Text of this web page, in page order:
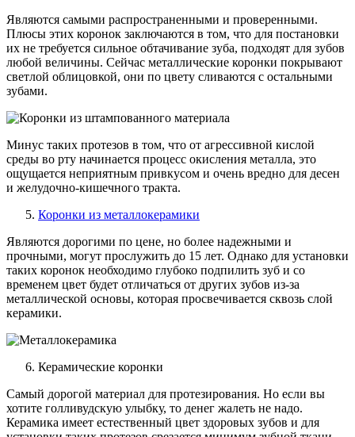
Являются самыми распространенными и проверенными.
Плюсы этих коронок заключаются в том, что для постановки
их не требуется сильное обтачивание зуба, подходят для зубов
любой величины. Сейчас металлические коронки покрывают
светлой облицовкой, они по цвету сливаются с остальными
зубами.
Минус таких протезов в том, что от агрессивной кислой
среды во рту начинается процесс окисления металла, это
ощущается неприятным привкусом и очень вредно для десен
и желудочно-кишечного тракта.
Коронки из металлокерамики
Являются дорогими по цене, но более надежными и
прочными, могут прослужить до 15 лет. Однако для установки
таких коронок необходимо глубоко подпилить зуб и со
временем цвет будет отличаться от других зубов из-за
металлической основы, которая просвечивается сквозь слой
керамики.
Керамические коронки
Самый дорогой материал для протезирования. Но если вы
хотите голливудскую улыбку, то денег жалеть не надо.
Керамика имеет естественный цвет здоровых зубов и для